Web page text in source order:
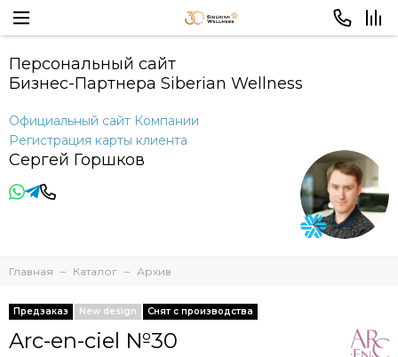
Персональный сайт
Бизнес-Партнера Siberian Wellness
Официальный сайт Компании
Регистрация карты клиента
Сергей Горшков
Главная Каталог Архив
Предзаказ New design Снят с производства
Arc-en-ciel №30